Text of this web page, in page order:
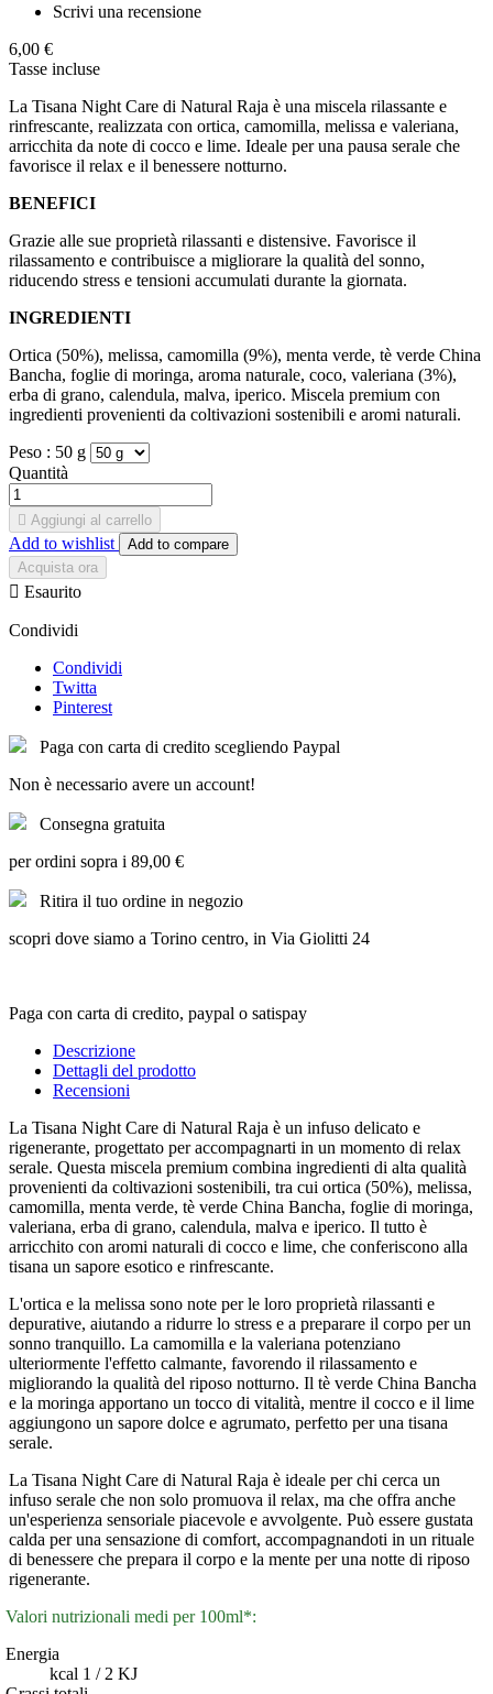
Scrivi una recensione
6,00 €
Tasse incluse
La Tisana Night Care di Natural Raja è una miscela rilassante e
rinfrescante, realizzata con ortica, camomilla, melissa e valeriana,
arricchita da note di cocco e lime. Ideale per una pausa serale che
favorisce il relax e il benessere notturno.
BENEFICI
Grazie alle sue proprietà rilassanti e distensive. Favorisce il
rilassamento e contribuisce a migliorare la qualità del sonno,
riducendo stress e tensioni accumulati durante la giornata.
INGREDIENTI
Ortica (50%), melissa, camomilla (9%), menta verde, tè verde China
Bancha, foglie di moringa, aroma naturale, coco, valeriana (3%),
erba di grano, calendula, malva, iperico. Miscela premium con
ingredienti provenienti da coltivazioni sostenibili e aromi naturali.
Peso : 50 g
Quantità
 Aggiungi al carrello
Add to wishlist
Add to compare
Acquista ora
 Esaurito
Condividi
Condividi
Twitta
Pinterest
Paga con carta di credito scegliendo Paypal
Non è necessario avere un account!
Consegna gratuita
per ordini sopra i 89,00 €
Ritira il tuo ordine in negozio
scopri dove siamo a Torino centro, in Via Giolitti 24
Paga con carta di credito, paypal o satispay
Descrizione
Dettagli del prodotto
Recensioni
La Tisana Night Care di Natural Raja è un infuso delicato e
rigenerante, progettato per accompagnarti in un momento di relax
serale. Questa miscela premium combina ingredienti di alta qualità
provenienti da coltivazioni sostenibili, tra cui ortica (50%), melissa,
camomilla, menta verde, tè verde China Bancha, foglie di moringa,
valeriana, erba di grano, calendula, malva e iperico. Il tutto è
arricchito con aromi naturali di cocco e lime, che conferiscono alla
tisana un sapore esotico e rinfrescante.
L'ortica e la melissa sono note per le loro proprietà rilassanti e
depurative, aiutando a ridurre lo stress e a preparare il corpo per un
sonno tranquillo. La camomilla e la valeriana potenziano
ulteriormente l'effetto calmante, favorendo il rilassamento e
migliorando la qualità del riposo notturno. Il tè verde China Bancha
e la moringa apportano un tocco di vitalità, mentre il cocco e il lime
aggiungono un sapore dolce e agrumato, perfetto per una tisana
serale.
La Tisana Night Care di Natural Raja è ideale per chi cerca un
infuso serale che non solo promuova il relax, ma che offra anche
un'esperienza sensoriale piacevole e avvolgente. Può essere gustata
calda per una sensazione di comfort, accompagnandoti in un rituale
di benessere che prepara il corpo e la mente per una notte di riposo
rigenerante.
Valori nutrizionali medi per 100ml*:
Energia
kcal 1 / 2 KJ